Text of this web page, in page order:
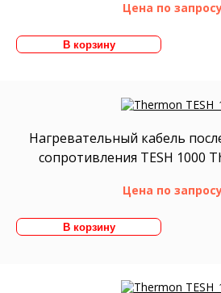
Цена по
Нагревательный кабель
сопротивления TESH 1000
Цена по